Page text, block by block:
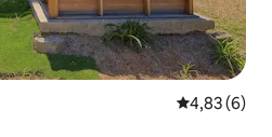
Évaluation
4,83 (6)